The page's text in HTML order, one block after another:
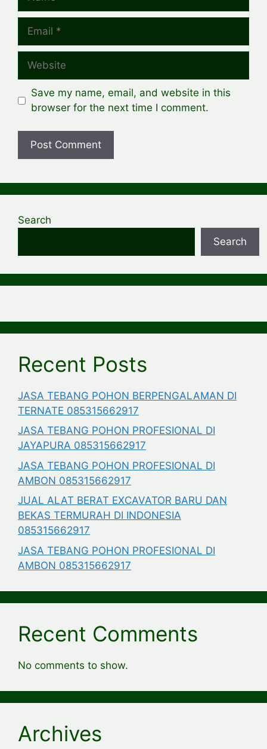
Email
Website
Save my name, email, and website in this
browser for the next time I comment.
Search
Search
Recent Posts
JASA TEBANG POHON BERPENGALAMAN DI
TERNATE 085315662917
JASA TEBANG POHON PROFESIONAL DI
JAYAPURA 085315662917
JASA TEBANG POHON PROFESIONAL DI
AMBON 085315662917
JUAL ALAT BERAT EXCAVATOR BARU DAN
BEKAS TERMURAH DI INDONESIA
085315662917
JASA TEBANG POHON PROFESIONAL DI
AMBON 085315662917
Recent Comments
No comments to show.
Archives